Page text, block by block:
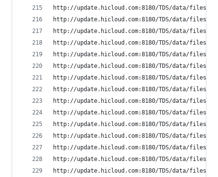
http://update.hicloud.com:8180/TDS/data/files/p9/
http://update.hicloud.com:8180/TDS/data/files/p9/
http://update.hicloud.com:8180/TDS/data/files/p9/
http://update.hicloud.com:8180/TDS/data/files/p9/
http://update.hicloud.com:8180/TDS/data/files/p9/
http://update.hicloud.com:8180/TDS/data/files/p9/
http://update.hicloud.com:8180/TDS/data/files/p9/
http://update.hicloud.com:8180/TDS/data/files/p9/
http://update.hicloud.com:8180/TDS/data/files/p9/
http://update.hicloud.com:8180/TDS/data/files/p9/
http://update.hicloud.com:8180/TDS/data/files/p9/
http://update.hicloud.com:8180/TDS/data/files/p9/
http://update.hicloud.com:8180/TDS/data/files/p9/
http://update.hicloud.com:8180/TDS/data/files/p9/
http://update.hicloud.com:8180/TDS/data/files/p9/